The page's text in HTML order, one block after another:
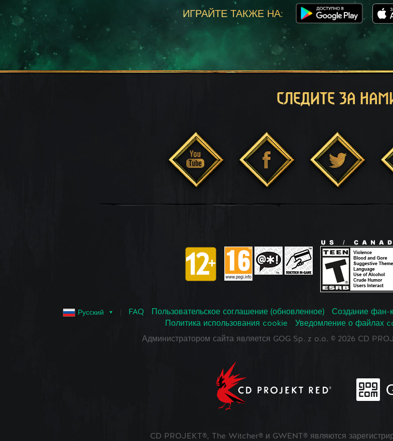
ИГРАЙТЕ ТАКЖЕ НА:
СЛЕДИТЕ ЗА
Русский FAQ Пользовательское соглашение (обновленное) Создание фан-
Политика использования cookie
Уведомление о файлах
Администратором сайта является GOG Sp. z o.o. © 2026 CD
CD PROJEKT®, The Witcher® и GWENT® являются